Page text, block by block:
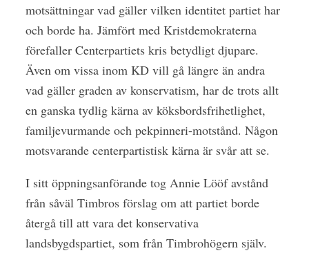
motsättningar vad gäller vilken identitet partiet har
och borde ha. Jämfört med Kristdemokraterna
förefaller Centerpartiets kris betydligt djupare.
Även om vissa inom KD vill gå längre än andra
vad gäller graden av konservatism, har de trots allt
en ganska tydlig kärna av köksbordsfrihetlighet,
familjevurmande och pekpinneri-motstånd. Någon
motsvarande centerpartistisk kärna är svår att se.
I sitt öppningsanförande tog Annie Lööf avstånd
från såväl Timbros förslag om att partiet borde
återgå till att vara det konservativa
landsbygdspartiet, som från Timbrohögern själv.